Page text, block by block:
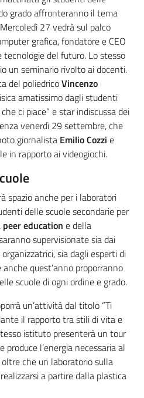
grado affronteranno il tema
27 vedrà sul palco
grafica, fondatore e CEO
tecnologie del futuro. Lo stesso
un seminario rivolto ai docenti.
del poliedricoVincenzo
amatissimo dagli studenti
ci piace” e star indiscussa dei
venerdì 29 settembre, che
giornalista Emilio Cozzi e
in rapporto ai videogiochi.
spazio anche per i laboratori
delle scuole secondarie per
peer education e della
supervisionate sia dai
sia dagli esperti di
anche quest’anno proporranno
scuole di ogni ordine e grado.
un’attività dal titolo “Ti
il rapporto tra stili di vita e
istituto presenterà un tour
produce l’energia necessaria al
che un laboratorio sulla
a partire dalla plastica